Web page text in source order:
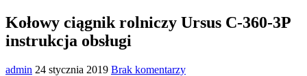
Kołowy ciągnik rolniczy Ursus C-360-3P
instrukcja obsługi
admin 24 stycznia 2019 Brak komentarzy